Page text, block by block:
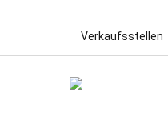
Verkaufsstellen